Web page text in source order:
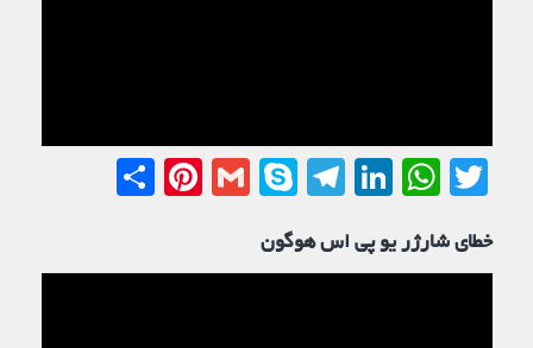
Twitter
WhatsApp
LinkedIn
Telegram
Skype
Gmail
Pinterest
خطای شارژر یو پی اس هوگون